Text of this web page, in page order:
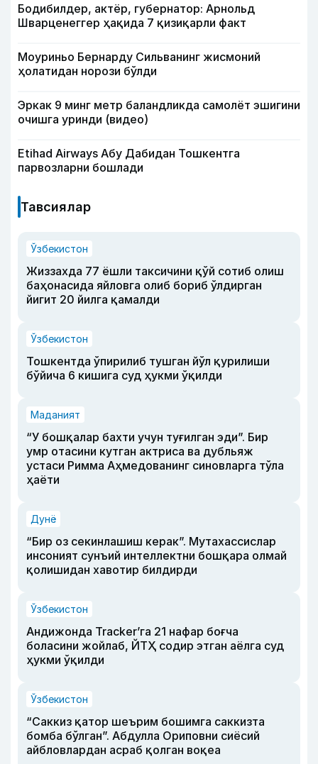
Бодибилдер, актёр, губернатор: Арнольд
Шварценеггер ҳақида 7 қизиқарли факт
Моуриньо Бернарду Сильванинг жисмоний
ҳолатидан норози бўлди
Эркак 9 минг метр баландликда самолёт эшигини
очишга уринди (видео)
Etihad Airways Абу Дабидан Тошкентга
парвозларни бошлади
Тавсиялар
Ўзбекистон
Жиззахда 77 ёшли таксичини қўй сотиб олиш
баҳонасида яйловга олиб бориб ўлдирган
йигит 20 йилга қамалди
Ўзбекистон
Тошкентда ўпирилиб тушган йўл қурилиши
бўйича 6 кишига суд ҳукми ўқилди
Маданият
“У бошқалар бахти учун туғилган эди”. Бир
умр отасини кутган актриса ва дубльяж
устаси Римма Аҳмедованинг синовларга тўла
ҳаёти
Дунё
“Бир оз секинлашиш керак”. Мутахассислар
инсоният сунъий интеллектни бошқара олмай
қолишидан хавотир билдирди
Ўзбекистон
Андижонда Tracker’га 21 нафар боғча
боласини жойлаб, ЙТҲ содир этган аёлга суд
ҳукми ўқилди
Ўзбекистон
“Саккиз қатор шеърим бошимга саккизта
бомба бўлган”. Абдулла Ориповни сиёсий
айбловлардан асраб қолган воқеа